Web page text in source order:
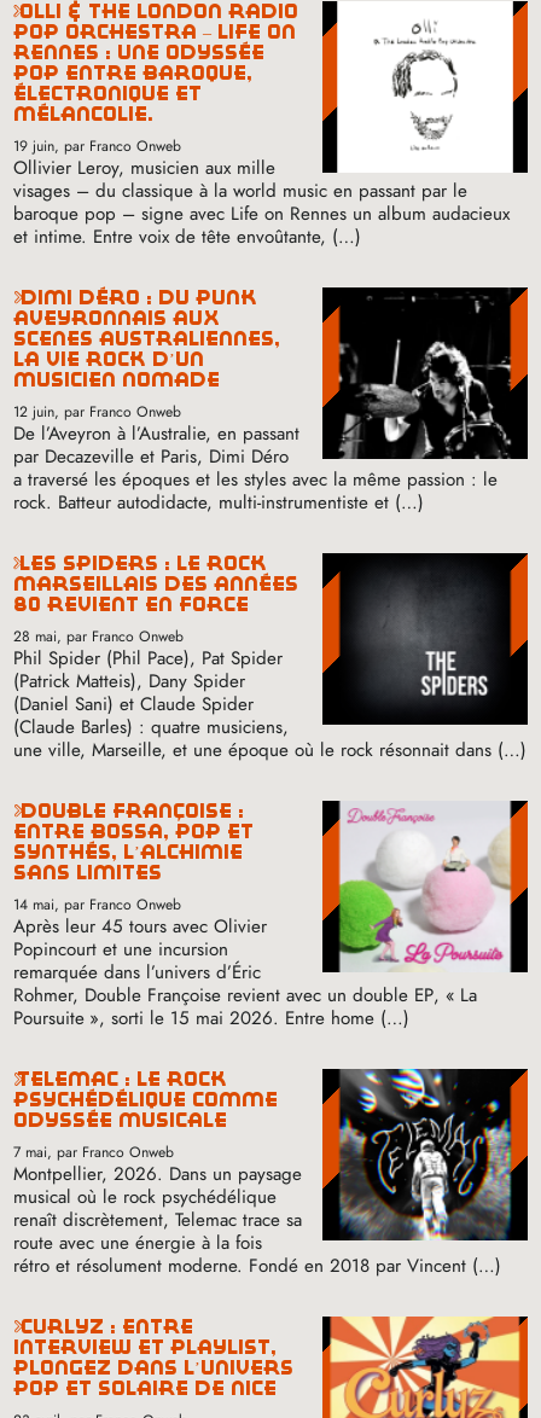
olli & the london radio
pop orchestra – life on
rennes : une odyssée
pop entre baroque,
électronique et
mélancolie.
19 juin, par Franco Onweb
Ollivier Leroy, musicien aux mille
visages – du classique à la world music en passant par le
baroque pop – signe avec Life on Rennes un album audacieux
et intime. Entre voix de tête envoûtante, (…)
dimi déro : du punk
aveyronnais aux
scènes australiennes,
la vie rock d’un
musicien nomade
12 juin, par Franco Onweb
De l’Aveyron à l’Australie, en passant
par Decazeville et Paris, Dimi Déro
a traversé les époques et les styles avec la même passion : le
rock. Batteur autodidacte, multi-instrumentiste et (…)
les spiders : le rock
marseillais des années
80 revient en force
28 mai, par Franco Onweb
Phil Spider (Phil Pace), Pat Spider
(Patrick Matteis), Dany Spider
(Daniel Sani) et Claude Spider
(Claude Barles) : quatre musiciens,
une ville, Marseille, et une époque où le rock résonnait dans (…)
double françoise :
entre bossa, pop et
synthés, l’alchimie
sans limites
14 mai, par Franco Onweb
Après leur 45 tours avec Olivier
Popincourt et une incursion
remarquée dans l’univers d’Éric
Rohmer, Double Françoise revient avec un double EP, « La
Poursuite », sorti le 15 mai 2026. Entre home (…)
telemac : le rock
psychédélique comme
odyssée musicale
7 mai, par Franco Onweb
Montpellier, 2026. Dans un paysage
musical où le rock psychédélique
renaît discrètement, Telemac trace sa
route avec une énergie à la fois
rétro et résolument moderne. Fondé en 2018 par Vincent (…)
curlyz : entre
interview et playlist,
plongez dans l’univers
pop et solaire de nice